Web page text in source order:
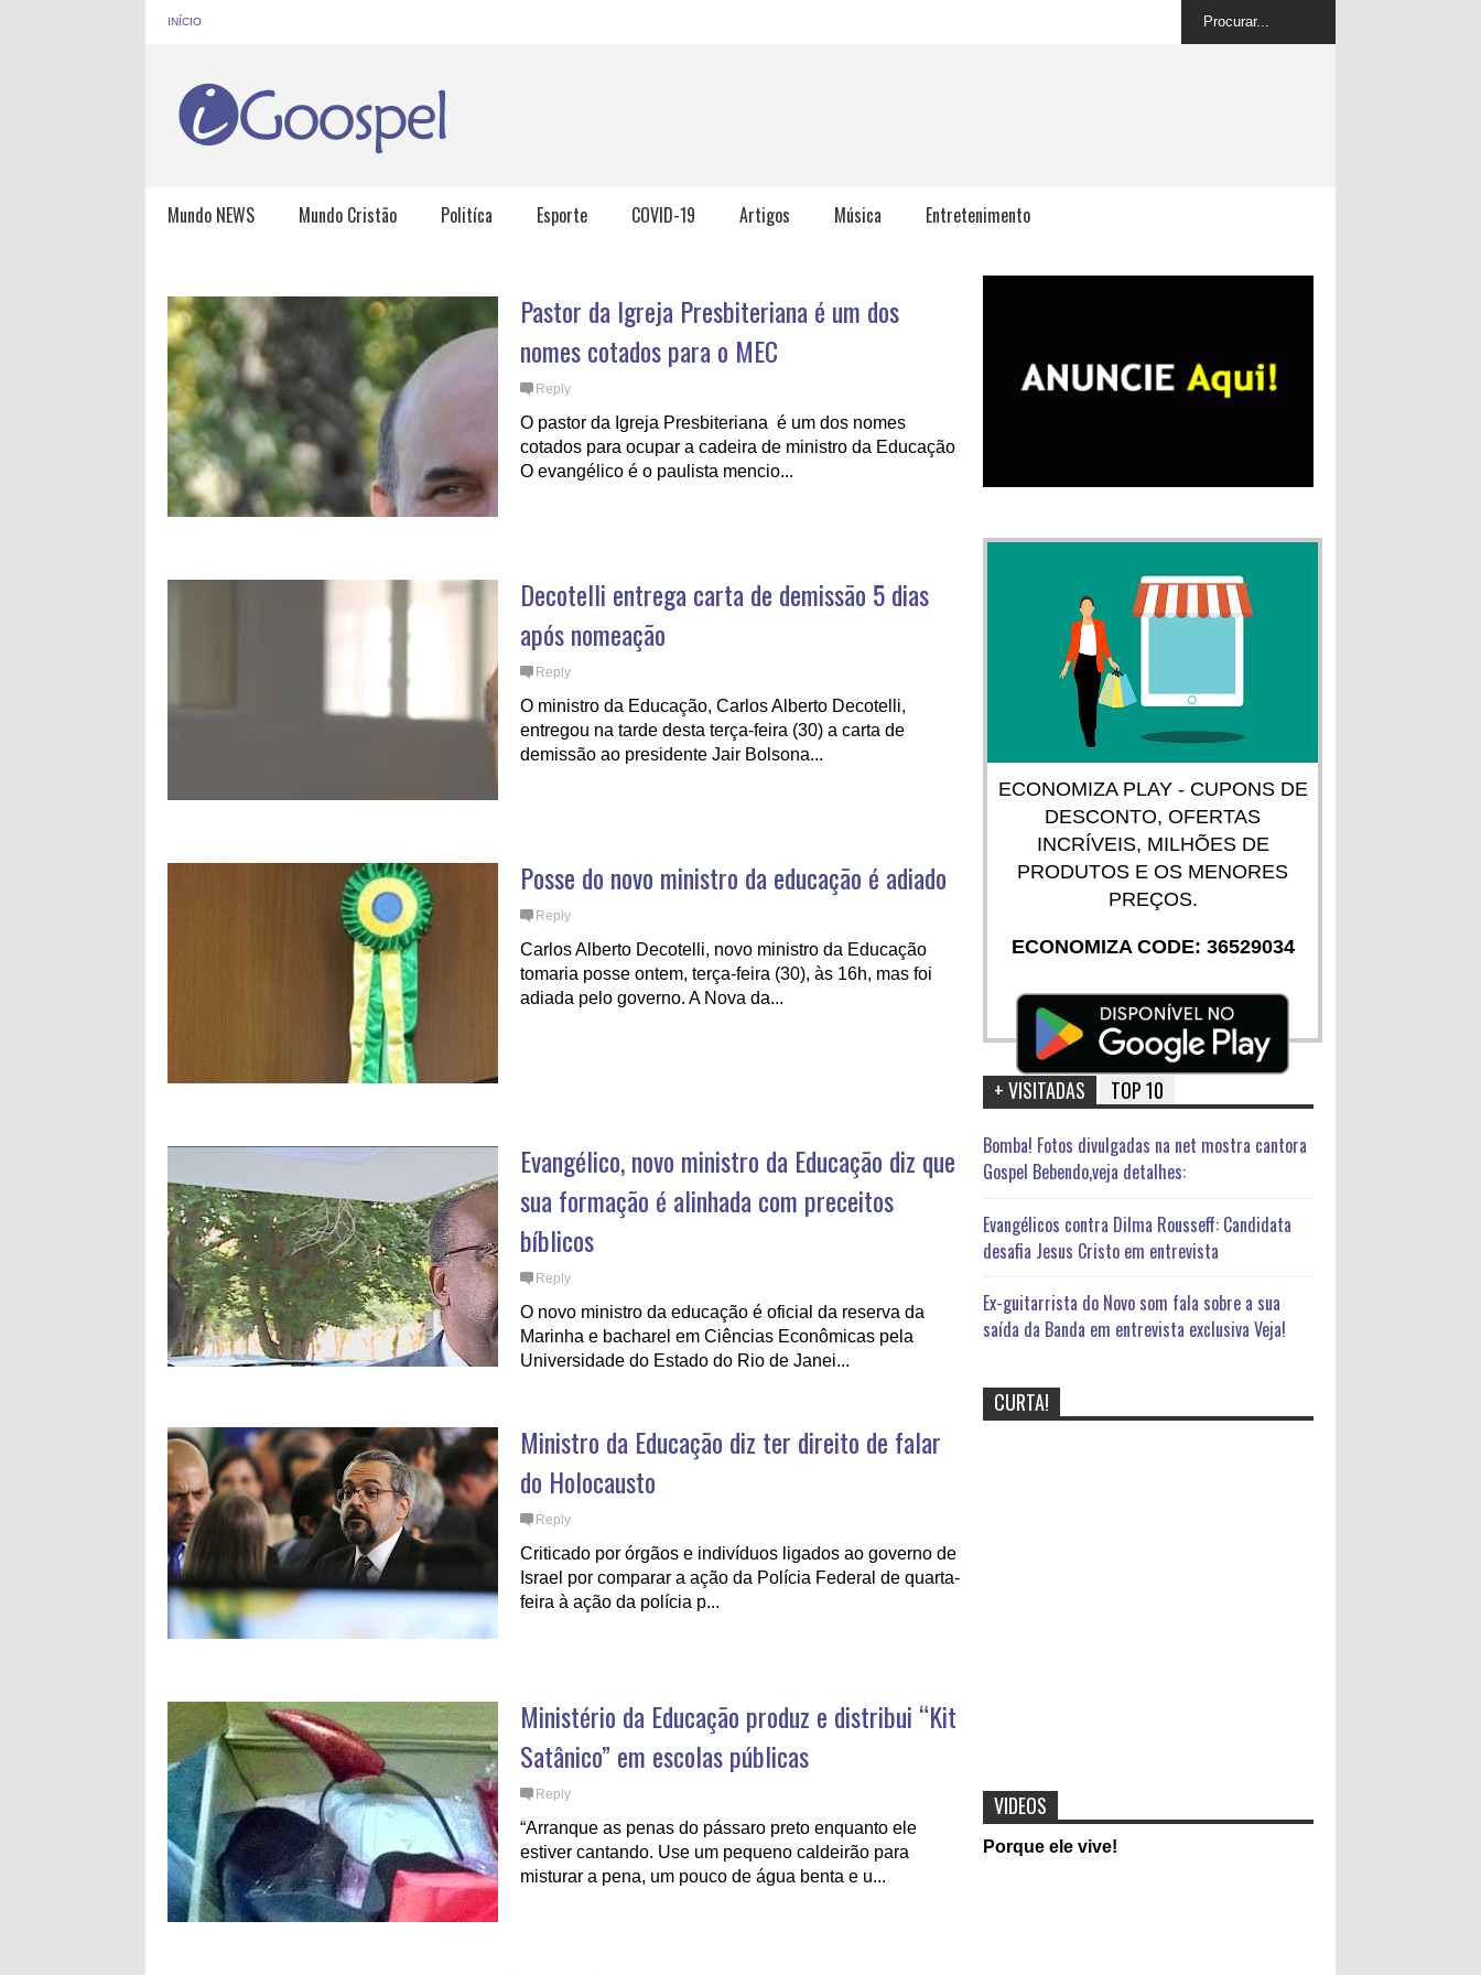
INÍCIO
Mundo NEWS Mundo Cristão Politíca Esporte COVID-19 Artigos Música Entretenimento
Pastor da Igreja Presbiteriana é um dos
nomes cotados para o MEC
Reply
O pastor da Igreja Presbiteriana é um dos nomes
cotados para ocupar a cadeira de ministro da Educação
O evangélico é o paulista mencio...
Decotelli entrega carta de demissão 5 dias
após nomeação
Reply
O ministro da Educação, Carlos Alberto Decotelli,
entregou na tarde desta terça-feira (30) a carta de
demissão ao presidente Jair Bolsona...
Posse do novo ministro da educação é adiado
Reply
Carlos Alberto Decotelli, novo ministro da Educação
tomaria posse ontem, terça-feira (30), às 16h, mas foi
adiada pelo governo. A Nova da...
Evangélico, novo ministro da Educação diz que
sua formação é alinhada com preceitos
bíblicos
Reply
O novo ministro da educação é oficial da reserva da
Marinha e bacharel em Ciências Econômicas pela
Universidade do Estado do Rio de Janei...
Ministro da Educação diz ter direito de falar
do Holocausto
Reply
Criticado por órgãos e indivíduos ligados ao governo de
Israel por comparar a ação da Polícia Federal de quarta-
feira à ação da polícia p...
Ministério da Educação produz e distribui “Kit
Satânico” em escolas públicas
Reply
“Arranque as penas do pássaro preto enquanto ele
estiver cantando. Use um pequeno caldeirão para
misturar a pena, um pouco de água benta e u...
ECONOMIZA PLAY - CUPONS DE
DESCONTO, OFERTAS
INCRÍVEIS, MILHÕES DE
PRODUTOS E OS MENORES
PREÇOS.
ECONOMIZA CODE: 36529034
+ VISITADAS TOP 10
Bomba! Fotos divulgadas na net mostra cantora
Gospel Bebendo,veja detalhes:
Evangélicos contra Dilma Rousseff: Candidata
desafia Jesus Cristo em entrevista
Ex-guitarrista do Novo som fala sobre a sua
saída da Banda em entrevista exclusiva Veja!
Bomba! Fotos divulgadas na net
Evangélicos contra Dilma Rousseff:
CURTA!
VIDEOS
Porque ele vive!